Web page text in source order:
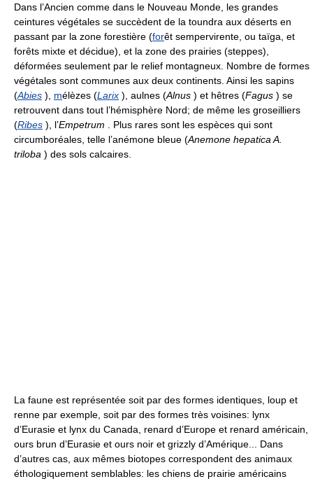
Dans l’Ancien comme dans le Nouveau Monde, les grandes
ceintures végétales se succèdent de la toundra aux déserts en
passant par la zone forestière (forêt sempervirente, ou taïga, et
forêts mixte et décidue), et la zone des prairies (steppes),
déformées seulement par le relief montagneux. Nombre de formes
végétales sont communes aux deux continents. Ainsi les sapins
(Abies ), mélèzes (Larix ), aulnes (Alnus ) et hêtres (Fagus ) se
retrouvent dans tout l’hémisphère Nord; de même les groseilliers
(Ribes ), l’Empetrum . Plus rares sont les espèces qui sont
circumboréales, telle l’anémone bleue (Anemone hepatica A.
triloba ) des sols calcaires.
La faune est représentée soit par des formes identiques, loup et
renne par exemple, soit par des formes très voisines: lynx
d’Eurasie et lynx du Canada, renard d’Europe et renard américain,
ours brun d’Eurasie et ours noir et grizzly d’Amérique... Dans
d’autres cas, aux mêmes biotopes correspondent des animaux
éthologiquement semblables: les chiens de prairie américains